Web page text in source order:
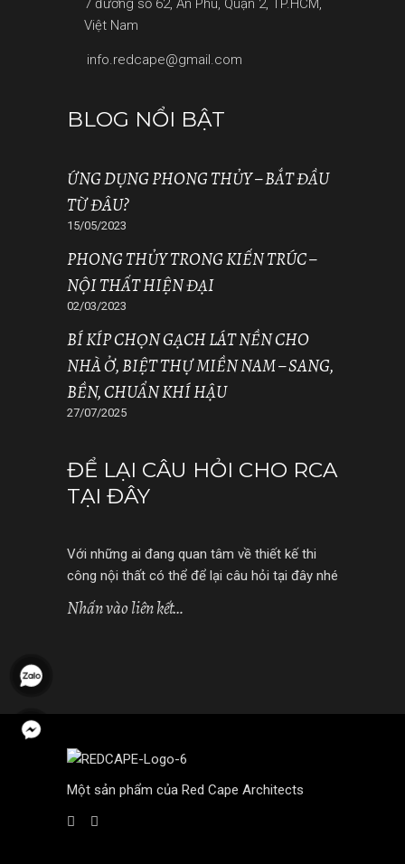
7 đường số 62, An Phú, Quận 2, TP.HCM,
Việt Nam
info.redcape@gmail.com
BLOG NỔI BẬT
ỨNG DỤNG PHONG THỦY – BẮT ĐẦU
TỪ ĐÂU?
15/05/2023
PHONG THỦY TRONG KIẾN TRÚC –
NỘI THẤT HIỆN ĐẠI
02/03/2023
BÍ KÍP CHỌN GẠCH LÁT NỀN CHO
NHÀ Ở, BIỆT THỰ MIỀN NAM – SANG,
BỀN, CHUẨN KHÍ HẬU
27/07/2025
ĐỂ LẠI CÂU HỎI CHO RCA
TẠI ĐÂY
Với những ai đang quan tâm về thiết kế thi
công nội thất có thể để lại câu hỏi tại đây nhé
Nhấn vào liên kết…
Một sản phẩm của Red Cape Architects